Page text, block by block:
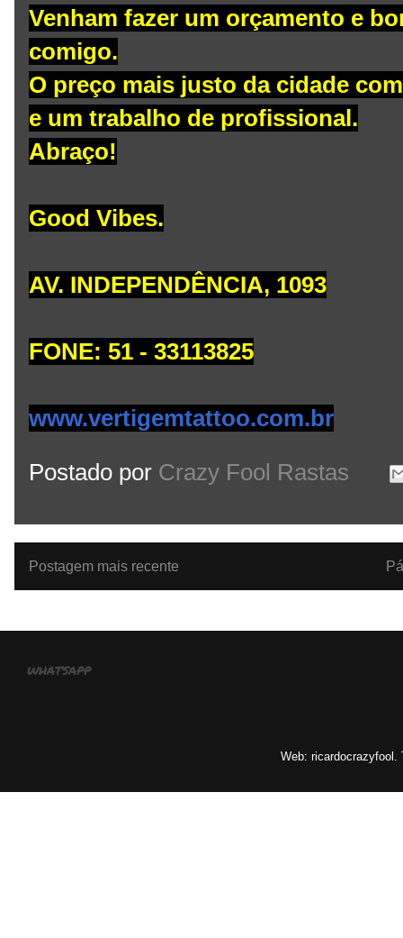
Venham fazer um orçamento e
comigo.
O preço mais justo da cidade
e um trabalho de profissional.
Abraço!
Good Vibes.
AV. INDEPENDÊNCIA, 1093
FONE: 51 - 33113825
www.vertigemtattoo.com.br
Postado por Crazy Fool Rastas
Postagem mais recente
whatsapp
Web: